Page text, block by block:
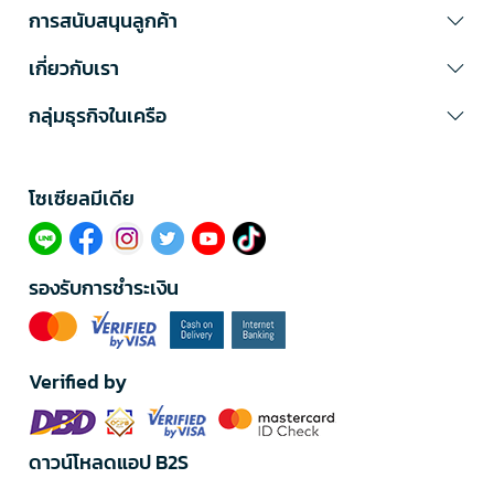
การสนับสนุนลูกค้า
เกี่ยวกับเรา
กลุ่มธุรกิจในเครือ
โซเซียลมีเดีย​
รองรับการชำระเงิน
Verified by
ดาวน์โหลดแอป B2S